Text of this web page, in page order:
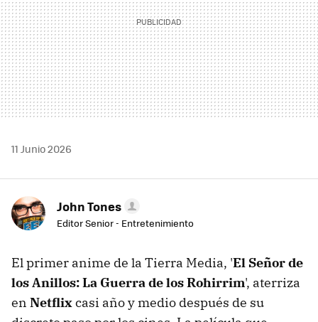
11 Junio 2026
John Tones
Editor Senior - Entretenimiento
El primer anime de la Tierra Media, 'El Señor de
los Anillos: La Guerra de los Rohirrim', aterriza
en Netflixcasi año y medio después de su